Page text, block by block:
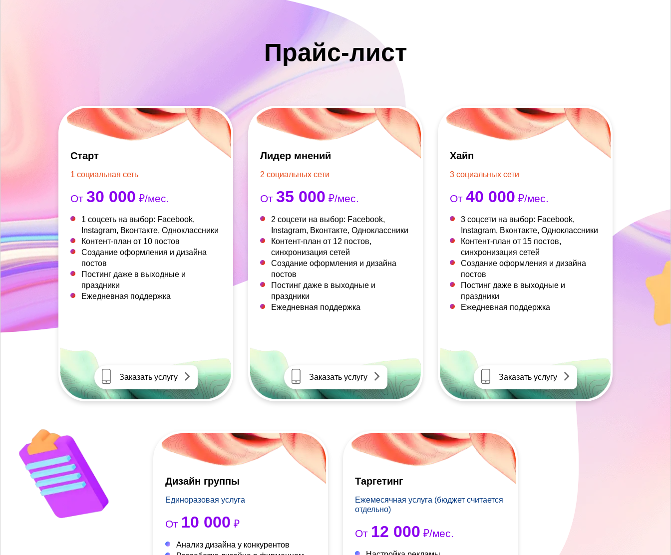
Прайс-лист
Старт
1 социальная сеть
От 30 000 ₽/мес.
1 соцсеть на выбор: Facebook,
Instagram, Вконтакте, Одноклассники
Контент-план от 10 постов
Создание оформления и дизайна
постов
Постинг даже в выходные и
праздники
Ежедневная поддержка
Заказать услугу
Лидер мнений
2 социальных сети
От 35 000 ₽/мес.
2 соцсети на выбор: Facebook,
Instagram, Вконтакте, Одноклассники
Контент-план от 12 постов,
синхронизация сетей
Создание оформления и дизайна
постов
Постинг даже в выходные и
праздники
Ежедневная поддержка
Заказать услугу
Хайп
3 социальных сети
От 40 000 ₽/мес.
3 соцсети на выбор: Facebook,
Instagram, Вконтакте, Одноклассники
Контент-план от 15 постов,
синхронизация сетей
Создание оформления и дизайна
постов
Постинг даже в выходные и
праздники
Ежедневная поддержка
Заказать услугу
Дизайн группы
Единоразовая услуга
От 10 000 ₽
Анализ дизайна у конкурентов
Таргетинг
Ежемесячная услуга (бюджет считается
отдельно)
От 12 000 ₽/мес.